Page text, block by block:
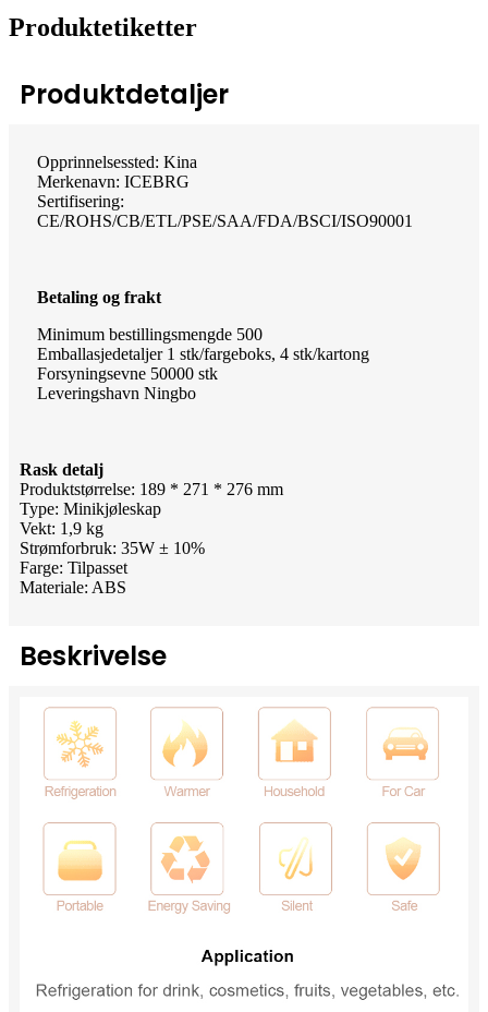
Produktetiketter
Produktdetaljer
Opprinnelsessted: Kina
Merkenavn: ICEBRG
Sertifisering:
CE/ROHS/CB/ETL/PSE/SAA/FDA/BSCI/ISO90001
Betaling og frakt
Minimum bestillingsmengde 500
Emballasjedetaljer 1 stk/fargeboks, 4 stk/kartong
Forsyningsevne 50000 stk
Leveringshavn Ningbo
Rask detalj
Produktstørrelse: 189 * 271 * 276 mm
Type: Minikjøleskap
Vekt: 1,9 kg
Strømforbruk: 35W ± 10%
Farge: Tilpasset
Materiale: ABS
Beskrivelse